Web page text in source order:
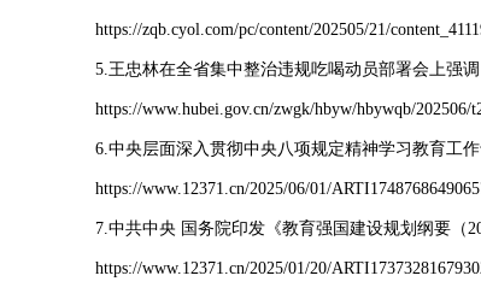
https://zqb.cyol.com/pc/content/202505/21/
5.王忠林在全省集中整治违规吃喝动员部署会上强调
https://www.hubei.gov.cn/zwgk/hbyw/hbywqb/202506/
6.中央层面深入贯彻中央八项规定精神学习教育工作
https://www.12371.cn/2025/06/01/
7.中共中央 国务院印发《教育强国建设规划纲要（
https://www.12371.cn/2025/01/20/